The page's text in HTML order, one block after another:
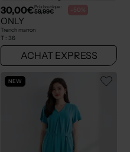
30,00€Prix boutique :
59,99€ -50%
ONLY
Trench marron
T : 36
ACHAT EXPRESS
NEW